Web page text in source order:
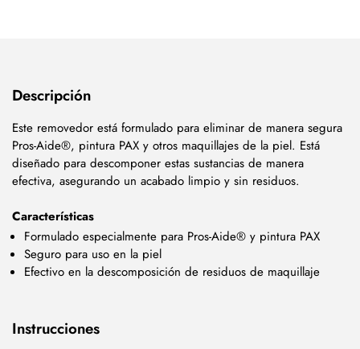
Descripción
Este removedor está formulado para eliminar de manera segura
Pros-Aide®, pintura PAX y otros maquillajes de la piel. Está
diseñado para descomponer estas sustancias de manera
efectiva, asegurando un acabado limpio y sin residuos.
Características
Formulado especialmente para Pros-Aide® y pintura PAX
Seguro para uso en la piel
Efectivo en la descomposición de residuos de maquillaje
Instrucciones